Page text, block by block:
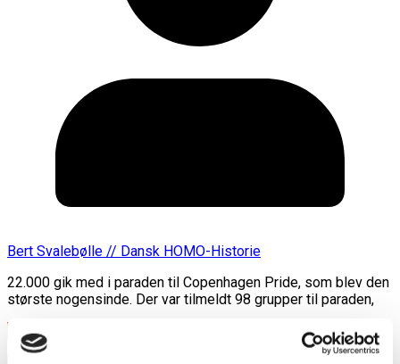
Bert Svalebølle // Dansk HOMO-Historie
22.000 gik med i paraden til Copenhagen Pride, som blev den
største nogensinde. Der var tilmeldt 98 grupper til paraden,
Læs mere